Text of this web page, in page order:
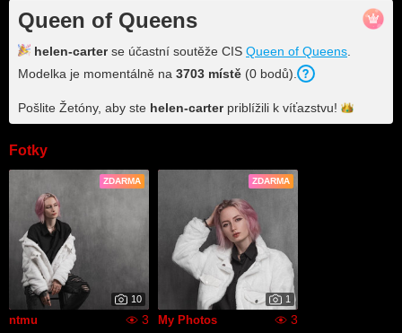
Queen of Queens
helen-carter se účastní soutěže CIS Queen of Queens
Modelka je momentálně na 3703 místě (0 bodů).
Pošlite Žetóny, aby ste helen-carter priblížili k víťazstvu!
Fotky
ZDARMA
10
ntmu 3
ZDARMA
1
My Photos
3